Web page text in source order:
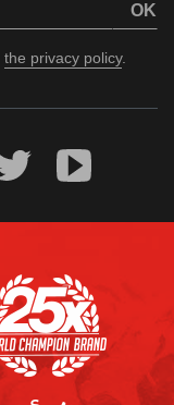
OK
the privacy policy.